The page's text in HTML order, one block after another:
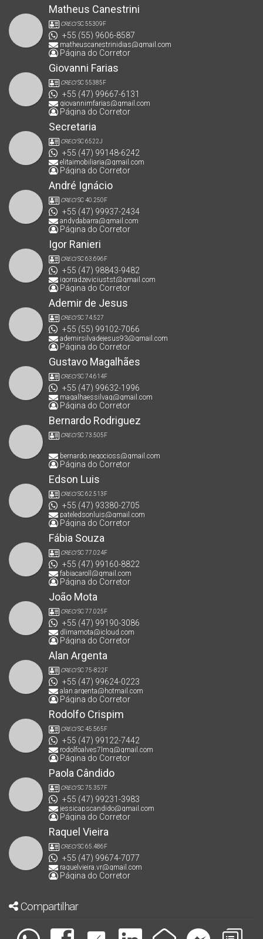
Matheus Canestrini
CRECISC 55309F
+55 (55) 9606-8587
matheuscanestrinidias@gmail.com
Página do Corretor
Giovanni Farias
CRECISC 55385F
+55 (47) 99667-6131
giovannimfarias@gmail.com
Página do Corretor
Secretaria
CRECISC 6522J
+55 (47) 99148-6242
elitaimobiliaria@gmail.com
Página do Corretor
André Ignácio
CRECISC 40.250F
+55 (47) 99937-2434
andydabarra@gmail.com
Página do Corretor
Igor Ranieri
CRECISC 63.696F
+55 (47) 98843-9482
igorradzeviciustst@gmail.com
Página do Corretor
Ademir de Jesus
CRECISC 74.527
+55 (55) 99102-7066
ademirsilvadejesus93@gmail.com
Página do Corretor
Gustavo Magalhães
CRECISC 74.614F
+55 (47) 99632-1996
magalhaessilvag@gmail.com
Página do Corretor
Bernardo Rodriguez
CRECISC 73.505F
bernardo.negocioss@gmail.com
Página do Corretor
Edson Luis
CRECISC 62.513F
+55 (47) 93380-2705
pateledsonluis@gmail.com
Página do Corretor
Fábia Souza
CRECISC 77.024F
+55 (47) 99160-8822
fabiacaroll@gmail.com
Página do Corretor
João Mota
CRECISC 77.025F
+55 (47) 99190-3086
dlimamota@icloud.com
Página do Corretor
Alan Argenta
CRECISC 75-822F
+55 (47) 99624-0223
alan.argenta@hotmail.com
Página do Corretor
Rodolfo Crispim
CRECISC 45.565F
+55 (47) 99122-7442
rodolfoalves7lmg@gmail.com
Página do Corretor
Paola Cândido
CRECISC 75.357F
+55 (47) 99231-3983
jessicapscandido@gmail.com
Página do Corretor
Raquel Vieira
CRECISC 65.486F
+55 (47) 99674-7077
raquelvieira.vr@gmail.com
Página do Corretor
Compartilhar